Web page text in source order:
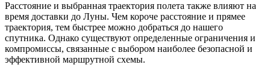
Расстояние и выбранная траектория полета также влияют на
время доставки до Луны. Чем короче расстояние и прямее
траектория, тем быстрее можно добраться до нашего
спутника. Однако существуют определенные ограничения и
компромиссы, связанные с выбором наиболее безопасной и
эффективной маршрутной схемы.